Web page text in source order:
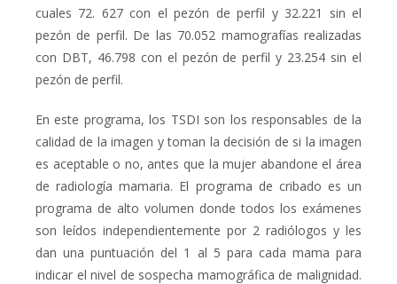
cuales 72. 627 con el pezón de perfil y 32.221 sin el
pezón de perfil. De las 70.052 mamografías realizadas
con DBT, 46.798 con el pezón de perfil y 23.254 sin el
pezón de perfil.
En este programa, los TSDI son los responsables de la
calidad de la imagen y toman la decisión de si la imagen
es aceptable o no, antes que la mujer abandone el área
de radiología mamaria. El programa de cribado es un
programa de alto volumen donde todos los exámenes
son leídos independientemente por 2 radiólogos y les
dan una puntuación del 1 al 5 para cada mama para
indicar el nivel de sospecha mamográfica de malignidad.